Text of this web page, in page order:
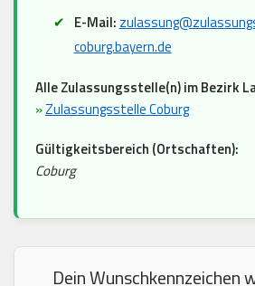
E-Mail:
coburg.bayern.de
Alle Zulassungsstelle(n) im Bezirk
»Zulassungsstelle Coburg
Gültigkeitsbereich (Ortschaften):
Coburg
Dein Wunschkennzeichen